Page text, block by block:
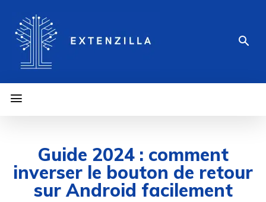
Guide 2024 : comment
inverser le bouton de retour
sur Android facilement